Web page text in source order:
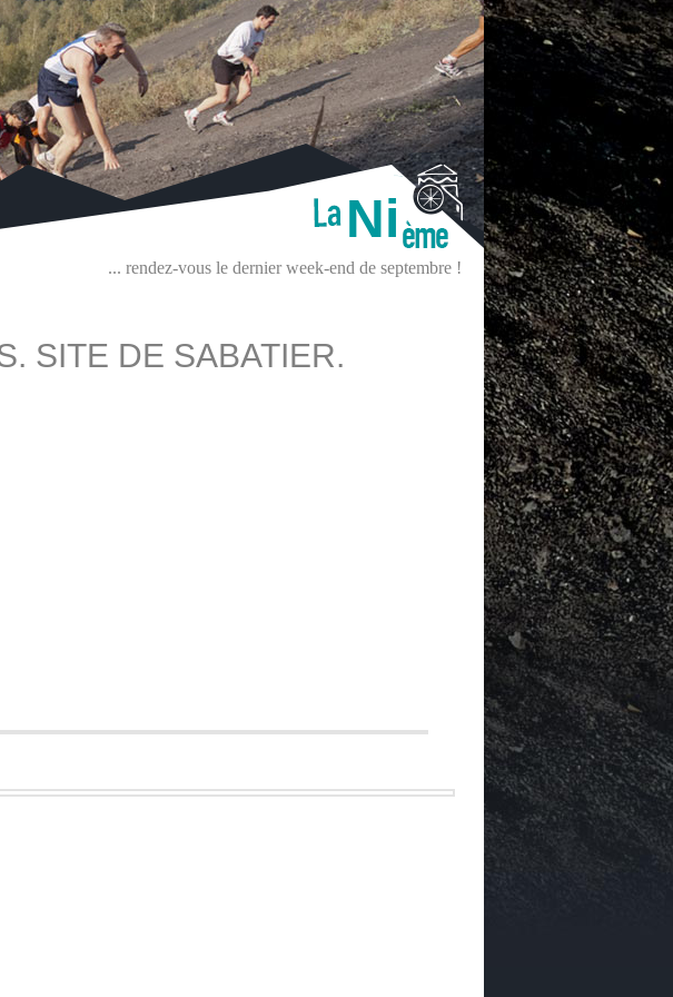
Ni
... rendez-vous le dernier week-end de septembre !
SITE DE SABATIER.